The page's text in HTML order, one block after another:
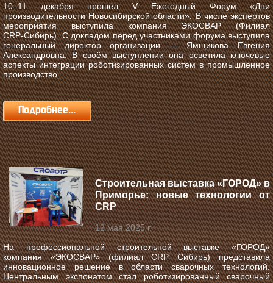
10–11 декабря прошёл V Ежегодный Форум «Дни
производительности Новосибирской области».В числе экспертов
мероприятия выступила компания ЭКОСВАР (Филиал
CRP‑Сибирь). С докладом перед участниками форума выступила
генеральный директор организации — Ямщикова Евгения
Александровна. В своём выступлении она осветила ключевые
аспекты интеграции роботизированных систем в промышленное
производство.
Подробнее...
Строительная выставка «ГОРОД» в
Приморье: новые технологии от
CRP
12 мая 2025 г.
На профессиональной строительной выставке «ГОРОД»
компания «ЭКОСВАР» (филиал CRP Сибирь) представила
инновационное решение в области сварочных технологий.
Центральным экспонатом стал роботизированный сварочный